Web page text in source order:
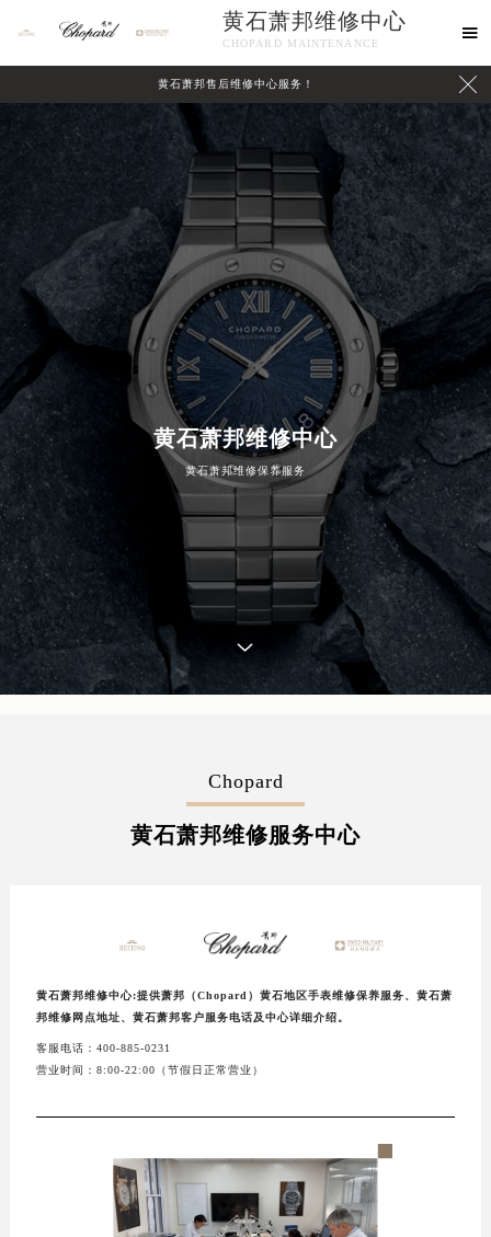
黄石萧邦维修中心
CHOPARD MAINTENANCE

黄石萧邦售后维修中心服务！ 
黄石萧邦维修中心
黄石萧邦维修保养服务
心介绍 联系我们
Chopard
黄石萧邦维修服务中心
黄石萧邦维修中心:提供萧邦（Chopard）黄石地区手表维修保养服务、黄石萧
邦维修网点地址、黄石萧邦客户服务电话及中心详细介绍。
客服电话：400-885-0231
营业时间：8:00-22:00（节假日正常营业）